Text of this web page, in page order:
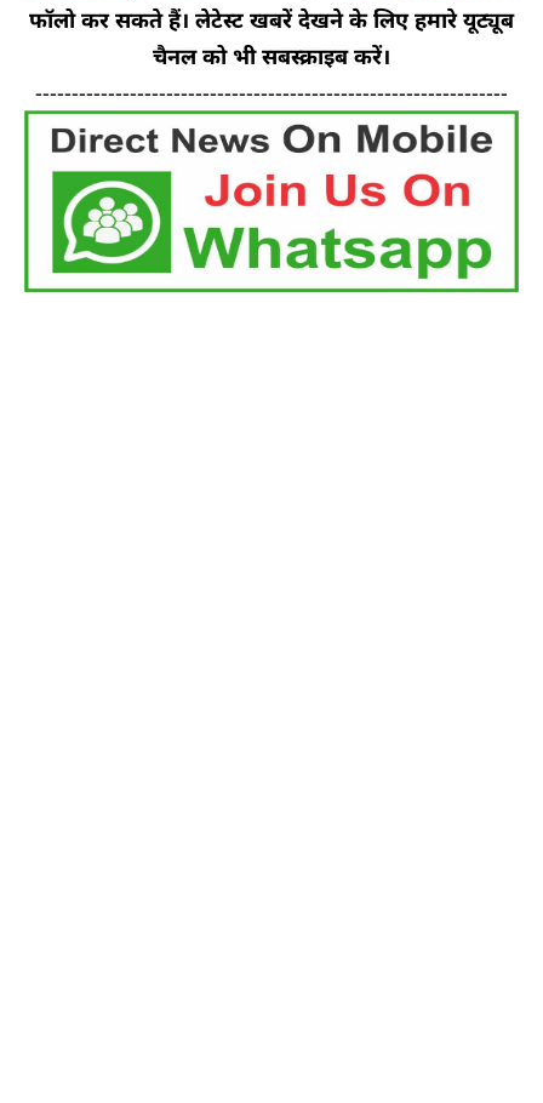
फॉलो कर सकते हैं। लेटेस्ट खबरें देखने के लिए हमारे यूट्यूब
चैनल को भी सबस्क्राइब करें।
-----------------------------------------------------------------